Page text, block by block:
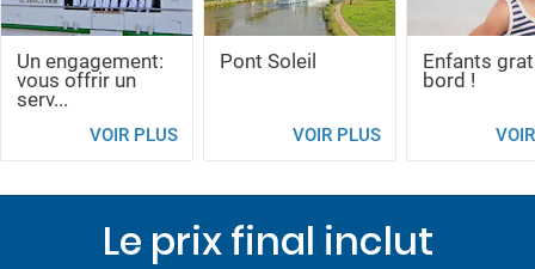
Un engagement:
vous offrir un
serv...
VOIR PLUS
Pont Soleil
VOIR PLUS
Enfants
bord !
Le prix final inclut